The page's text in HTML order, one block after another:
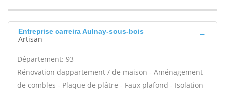
Entreprise carreira Aulnay-sous-bois
Artisan
Département: 93
Rénovation dappartement / de maison - Aménagement
de combles - Plaque de plâtre - Faux plafond - Isolation